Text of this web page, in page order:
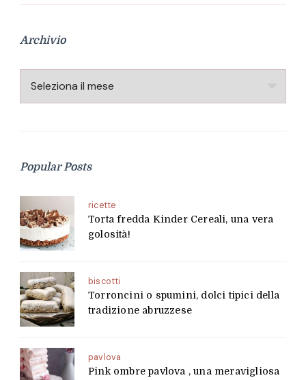
Archivio
Archivio
Popular Posts
ricette
Torta fredda Kinder Cereali, una vera
golosità!
biscotti
Torroncini o spumini, dolci tipici della
tradizione abruzzese
pavlova
Pink ombre pavlova , una meravigliosa